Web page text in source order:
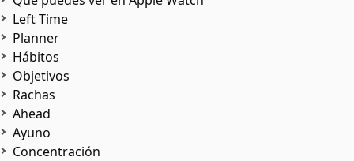
Left Time
Planner
Hábitos
Objetivos
Rachas
Ahead
Ayuno
Concentración